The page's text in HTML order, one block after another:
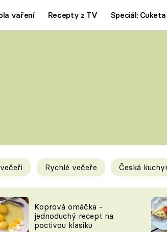
vaření Recepty z TV Speciál: Cuketa
a triky
ZA JÍDLEM
Rychlé večeře Česká
Koprová omáčka -
jednoduchý recept na
poctivou klasiku